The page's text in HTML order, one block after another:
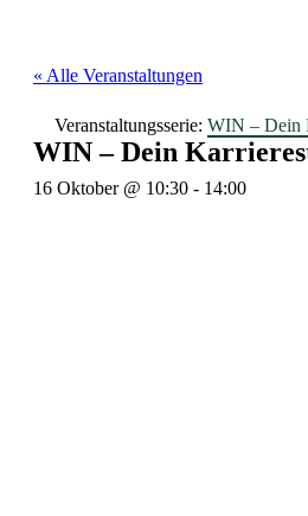
« Alle Veranstaltungen
Veranstaltungsserie: WIN – Dein
WIN – Dein
16 Oktober @ 10:30 - 14:00